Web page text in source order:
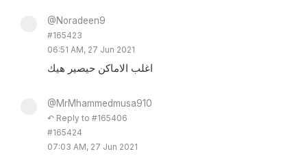
@Noradeen9
#165423
06:51 AM, 27 Jun 2021
اغلب الاماكن حيصير هيك
@MrMhammedmusa910
↶ Reply to #165406
#165424
07:03 AM, 27 Jun 2021